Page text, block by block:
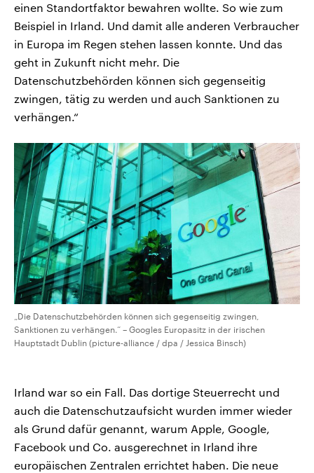
einen Standortfaktor bewahren wollte. So wie zum
Beispiel in Irland. Und damit alle anderen Verbraucher
in Europa im Regen stehen lassen konnte. Und das
geht in Zukunft nicht mehr. Die
Datenschutzbehörden können sich gegenseitig
zwingen, tätig zu werden und auch Sanktionen zu
verhängen.“
„Die Datenschutzbehörden können sich gegenseitig zwingen,
Sanktionen zu verhängen.“ – Googles Europasitz in der irischen
Hauptstadt Dublin (picture-alliance / dpa / Jessica Binsch)
Irland war so ein Fall. Das dortige Steuerrecht und
auch die Datenschutzaufsicht wurden immer wieder
als Grund dafür genannt, warum Apple, Google,
Facebook und Co. ausgerechnet in Irland ihre
europäischen Zentralen errichtet haben. Die neue